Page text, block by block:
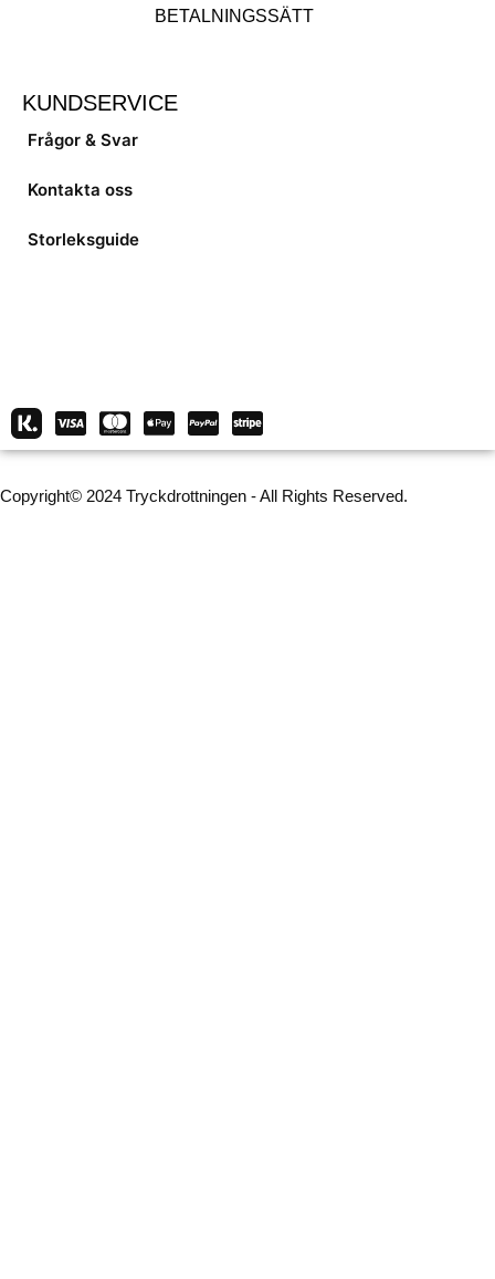
BETALNINGSSÄTT
KUNDSERVICE
Frågor & Svar
Kontakta oss
Storleksguide
Copyright© 2024 Tryckdrottningen - All Rights Reserved.